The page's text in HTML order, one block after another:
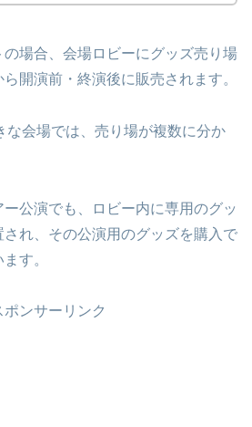
場合、会場ロビーにグッズ売り場
開演前・終演後に販売されます。
な会場では、売り場が複数に分か
公演でも、ロビー内に専用のグッ
れ、その公演用のグッズを購入で
す。
ポンサーリンク